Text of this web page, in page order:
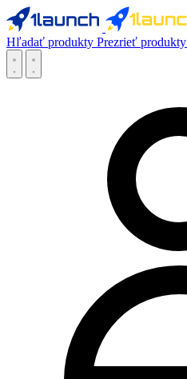
Hľadať produkty Prezrieť produkty